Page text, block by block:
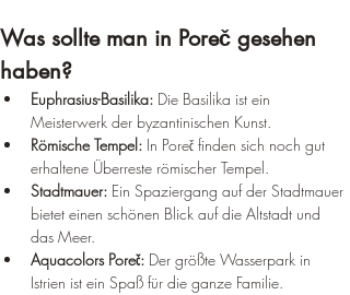
Was sollte man in Poreč gesehen
haben?
Euphrasius-Basilika: Die Basilika ist ein
Meisterwerk der byzantinischen Kunst.
Römische Tempel: In Poreč finden sich noch gut
erhaltene Überreste römischer Tempel.
Stadtmauer: Ein Spaziergang auf der Stadtmauer
bietet einen schönen Blick auf die Altstadt und
das Meer.
Aquacolors Poreč: Der größte Wasserpark in
Istrien ist ein Spaß für die ganze Familie.